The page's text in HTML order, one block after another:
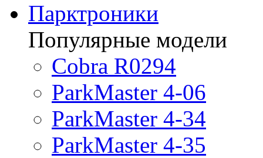
Парктроники
Популярные модели
Cobra R0294
ParkMaster 4-06
ParkMaster 4-34
ParkMaster 4-35